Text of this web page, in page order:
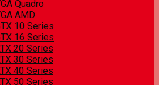
Quadro
AMD
10 Series
16 Series
20 Series
30 Series
40 Series
50 Series